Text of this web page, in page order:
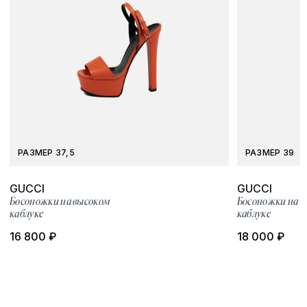
РАЗМЕР 37,5
GUCCI
Босоножки на высоком
каблуке
16 800 ₽
РАЗМЕР 39
GUCCI
Босоножки на
каблуке
18 000 ₽